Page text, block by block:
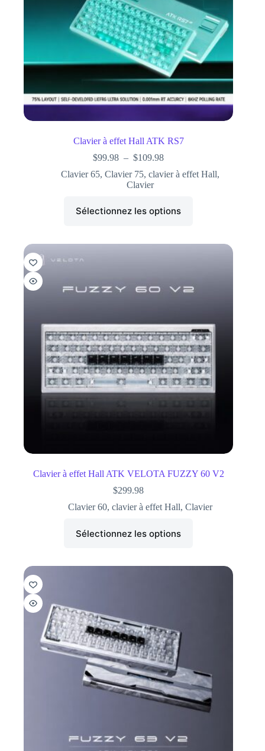
Clavier à effet Hall ATK RS7
$99.98 – $109.98
Clavier 65,Clavier 75,clavier à effet Hall,
Clavier
Sélectionnez les options
Clavier à effet Hall ATK VELOTA FUZZY 60 V2
$299.98
Clavier 60,clavier à effet Hall,Clavier
Sélectionnez les options